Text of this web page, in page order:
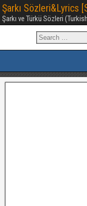
Şarkı Sözleri&Lyrics
Şarkı ve Türkü Sözleri